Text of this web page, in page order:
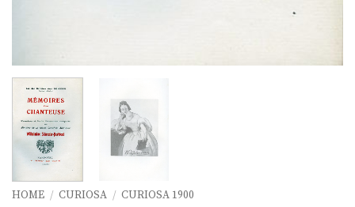
HOME / CURIOSA / CURIOSA 1900